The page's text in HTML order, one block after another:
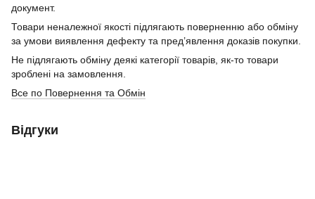
документ.
Товари неналежної якості підлягають поверненню або обміну
за умови виявлення дефекту та пред’явлення доказів покупки.
Не підлягають обміну деякі категорії товарів, як-то товари
зроблені на замовлення.
Все по Повернення та Обмін
Відгуки